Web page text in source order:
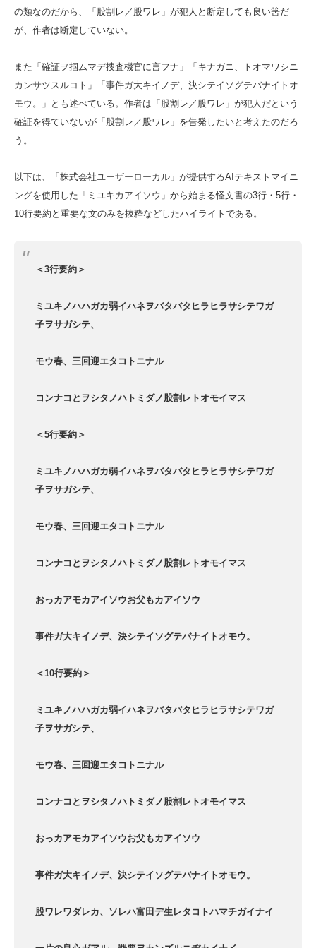
の類なのだから、「股割レ／股ワレ」が犯人と断定しても良い筈だ
が、作者は断定していない。
また「確証ヲ掴ムマデ捜査機官に言フナ」「キナガニ、トオマワシニ
カンサツスルコト」「事件ガ大キイノデ、決シテイソグテバナイトオ
モウ。」とも述べている。作者は「股割レ／股ワレ」が犯人だという
確証を得ていないが「股割レ／股ワレ」を告発したいと考えたのだろ
う。
以下は、「株式会社ユーザーローカル」が提供するAIテキストマイニ
ングを使用した「ミユキカアイソウ」から始まる怪文書の3行・5行・
10行要約と重要な文のみを抜粋などしたハイライトである。
＜3行要約＞
ミユキノハハガカ弱イハネヲバタバタヒラヒラサシテワガ
子ヲサガシテ、
モウ春、三回迎エタコトニナル
コンナコとヲシタノハトミダノ股割レトオモイマス
＜5行要約＞
ミユキノハハガカ弱イハネヲバタバタヒラヒラサシテワガ
子ヲサガシテ、
モウ春、三回迎エタコトニナル
コンナコとヲシタノハトミダノ股割レトオモイマス
おっカアモカアイソウお父もカアイソウ
事件ガ大キイノデ、決シテイソグテバナイトオモウ。
＜10行要約＞
ミユキノハハガカ弱イハネヲバタバタヒラヒラサシテワガ
子ヲサガシテ、
モウ春、三回迎エタコトニナル
コンナコとヲシタノハトミダノ股割レトオモイマス
おっカアモカアイソウお父もカアイソウ
事件ガ大キイノデ、決シテイソグテバナイトオモウ。
股ワレワダレカ、ソレハ富田デ生レタコトハマチガイナイ